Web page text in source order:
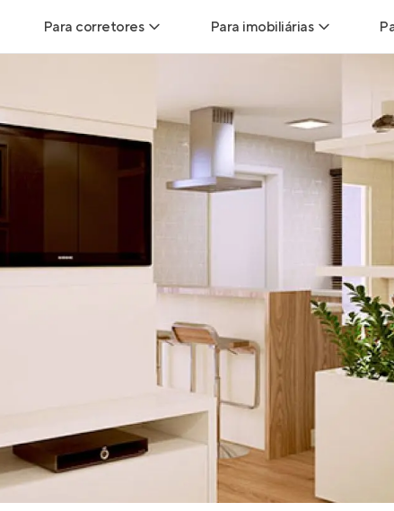
Para corretores
Corretor+
Parcerias imobiliárias
Perfil Verificado
Anunciar imóveis
Para imobiliárias
Hub de imobiliárias
Anunciar imóveis